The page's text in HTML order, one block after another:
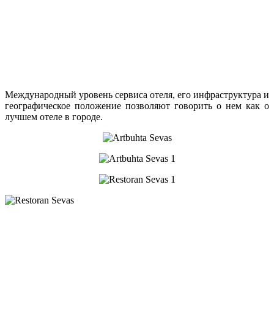
Международный уровень сервиса отеля, его инфраструктура и
географическое положение позволяют говорить о нем как о
лучшем отеле в городе.